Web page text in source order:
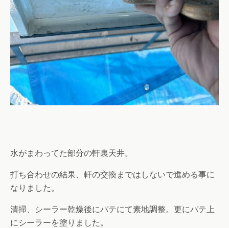
水がまわってた部分の軒裏天井。
打ち合わせの結果、軒の交換まではしないで進める事に
なりました。
清掃、シーラー乾燥後にパテにて素地調整。更にパテ上
にシーラーを塗りました。